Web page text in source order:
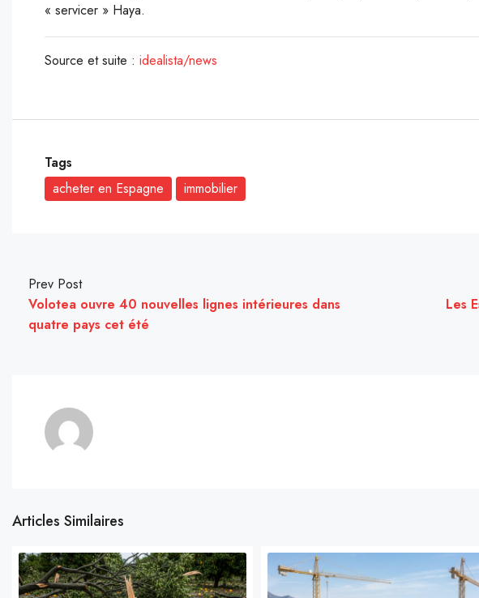
« servicer » Haya.
Source et suite : idealista/news
Tags
acheter en Espagne
immobilier
Prev Post
Volotea ouvre 40 nouvelles lignes intérieures dans
quatre pays cet été
Les
Articles Similaires